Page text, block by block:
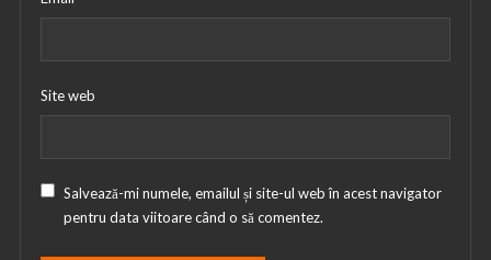
Site web
Salvează-mi numele, emailul și site-ul web în acest navigator
pentru data viitoare când o să comentez.